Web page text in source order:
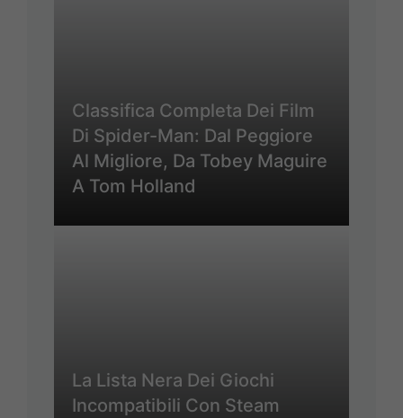
Classifica Completa Dei Film
Di Spider-Man: Dal Peggiore
Al Migliore, Da Tobey Maguire
A Tom Holland
La Lista Nera Dei Giochi
Incompatibili Con Steam